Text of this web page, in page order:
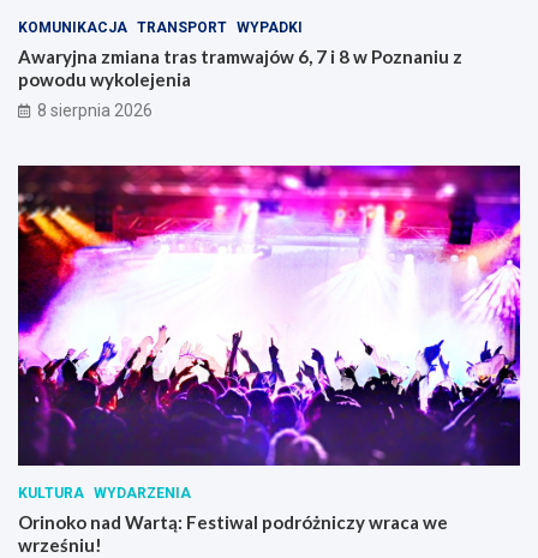
KOMUNIKACJA TRANSPORT WYPADKI
Awaryjna zmiana tras tramwajów 6, 7 i 8 w Poznaniu z
powodu wykolejenia
8 sierpnia 2026
KULTURA WYDARZENIA
Orinoko nad Wartą: Festiwal podróżniczy wraca we
wrześniu!